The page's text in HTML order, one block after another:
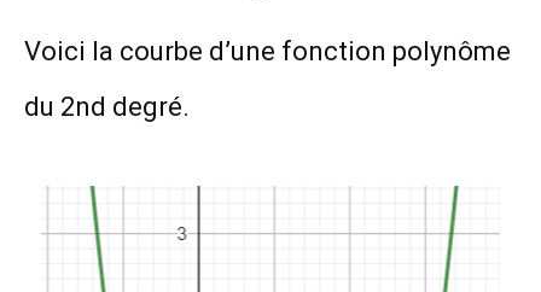
Voici la courbe d’une fonction polynôme
du 2nd degré.